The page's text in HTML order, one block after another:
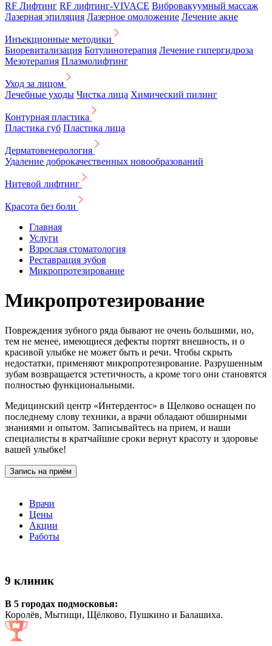
RF Лифтинг RF лифтинг-VIVACE Вибровакуумный массаж
Лазерная эпиляция Лазерное омоложение Лечение акне
Инъекционные методики
Биоревитализация Ботулинотерапия Лечение гипергидроза
Мезотерапия Плазмолифтинг
Уход за лицом
Лечебные уходы Чистка лица Химический пилинг
Контурная пластика
Пластика губ Пластика лица
Дерматовенерология
Удаление доброкачественных новообразований
Нитевой лифтинг
Красота без боли
Главная
Услуги
Взрослая стоматология
Реставрация зубов
Микропротезирование
Микропротезирование
Повреждения зубного ряда бывают не очень большими, но,
тем не менее, имеющиеся дефекты портят внешность, и о
красивой улыбке не может быть и речи. Чтобы скрыть
недостатки, применяют микропротезирование. Разрушенным
зубам возвращается эстетичность, а кроме того они становятся
полностью функциональными.
Медицинский центр «Интердентос» в Щелково оснащен по
последнему слову техники, а врачи обладают обширными
знаниями и опытом. Записывайтесь на прием, и наши
специалисты в кратчайшие сроки вернут красоту и здоровье
вашей улыбке!
Запись на приём
Врачи
Цены
Акции
Работы
9 клиник
В 5 городах подмосковья:
Королёв, Мытищи, Щёлково, Пушкино и Балашиха.